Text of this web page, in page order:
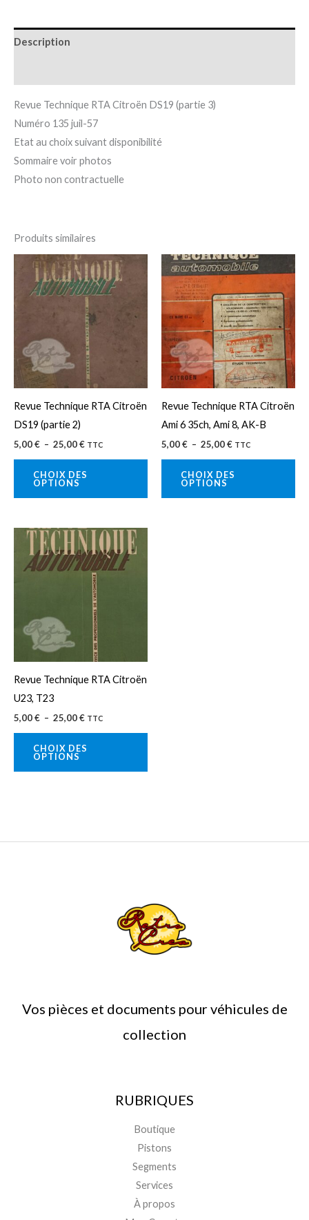
Description
Revue Technique RTA Citroën DS19 (partie 3)
Numéro 135 juil-57
Etat au choix suivant disponibilité
Sommaire voir photos
Photo non contractuelle
Produits similaires
Revue Technique RTA Citroën
DS19 (partie 2)
5,00€ – 25,00€
Plage
de
prix :
5,00 €
à
25,00 €
TTC
CHOIX DES
OPTIONS
plusieurs
variations.
options
être
choisies
Revue Technique RTA Citroën
Ami 6 35ch, Ami 8, AK-B
5,00€ – 25,00€
Plage
de
prix :
5,00 €
à
25,00 €
TTC
CHOIX DES
OPTIONS
Revue Technique RTA Citroën
U23, T23
5,00€ – 25,00€
Plage
de
prix :
5,00 €
25,00 €
TTC
CHOIX DES
OPTIONS
Vos pièces et documents pour véhicules de
collection
RUBRIQUES
Boutique
Pistons
Segments
Services
À propos